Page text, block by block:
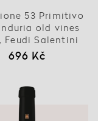
53 Primitivo
old vines
Feudi Salentini
696 Kč